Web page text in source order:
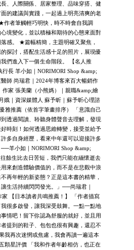
、人際關係、居家整理、品味穿搭、健
的建議與實踐，一起過上明亮清爽的老
作者筆觸輕巧明快，時不時會自我調
境變化，並以積極和期待的心態來面對
感。 ★篇幅精簡，主題明確又聚焦，
探討，搭配生活感十足的照片，展現優
們進入下一個生命階段。 【名人推
長 羊小如｜NORIMORI Shop &amp;
師 尚瑞君｜2024年博客來百大暢銷作
作家 張美蘭（小熊媽）｜親職&amp;繪
娥｜資深媒體人 蘇予昕｜蘇予昕心理諮
雅推薦（依首字筆畫排序） 「意識自己
透過閱讀、聆聽身體聲音去理解，發現
時刻！如何透過思維轉變，接受並給予
多自身經歷，看來中年還可以迎接許多
羊小如｜NORIMORI Shop &amp;
餘生比去日苦短，我們只能在緬懷逝去
來創造體驗價值的，而不是在悲觀中浪
再年輕的新姿態？正是這本書的精華，
生活持續閃閃發光。」──尚瑞君｜
【日本讀者共鳴推薦！】 「作者描寫
很多啟發，讓我深受鼓舞。一點一點地
情吧！留下你認為舒服的就好，並且用
提到的鞋子、包包也很有興趣，還忍不
我再次迷惘或焦慮，我會再讀一遍這本
顆星評價 「我和作者年齡相仿，也正在